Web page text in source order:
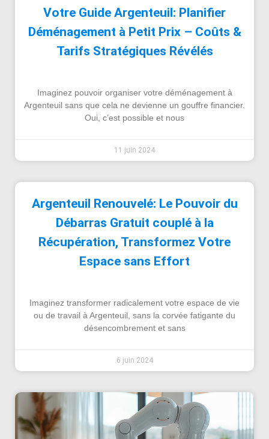
Votre Guide Argenteuil: Planifier
Déménagement à Petit Prix – Coûts &
Tarifs Stratégiques Révélés
Imaginez pouvoir organiser votre déménagement à
Argenteuil sans que cela ne devienne un gouffre financier.
Oui, c’est possible et nous
11 juin 2024
Argenteuil Renouvelé: Le Pouvoir du
Débarras Gratuit couplé à la
Récupération, Transformez Votre
Espace sans Effort
Imaginez transformer radicalement votre espace de vie
ou de travail à Argenteuil, sans la corvée fatigante du
désencombrement et sans
6 juin 2024